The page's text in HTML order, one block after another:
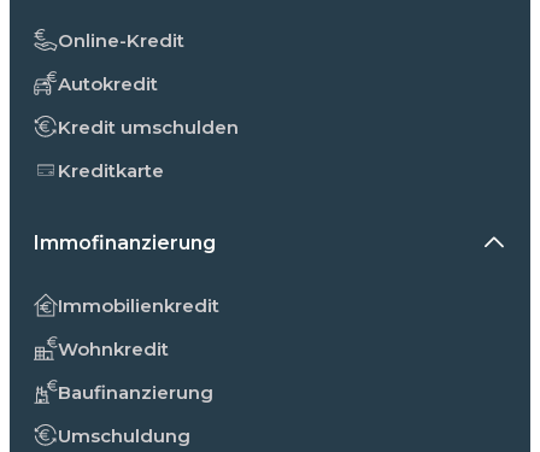
Online-Kredit
Autokredit
Kredit umschulden
Kreditkarte
Immofinanzierung
Immobilienkredit
Wohnkredit
Baufinanzierung
Umschuldung